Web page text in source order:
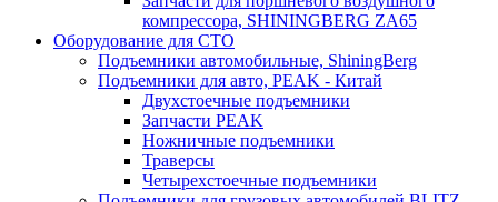
компрессора, SHININGBERG ZA65
Оборудование для СТО
Подъемники автомобильные, ShiningBerg
Подъемники для авто, PEAK - Китай
Двухстоечные подъемники
Запчасти PEAK
Ножничные подъемники
Траверсы
Четырехстоечные подъемники